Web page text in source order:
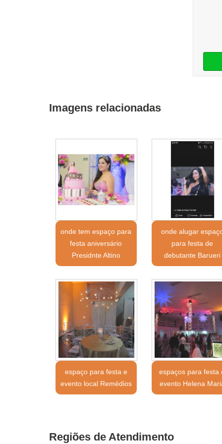
Imagens relacionadas
onde tem espaço para
festa aniversário
Presidnte Altino
onde alugar
para festa de
debutante Barueri
espaço para festa e
evento local Remédios
espaços para festa
evento Helena
Regiões de Atendimento